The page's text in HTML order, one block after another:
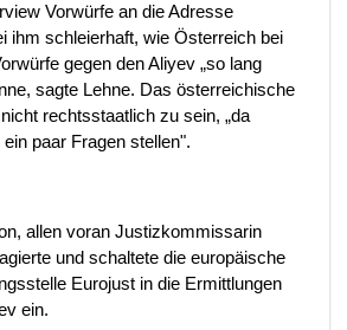
Vorwürfe an die Adresse
ihm schleierhaft, wie Österreich bei
gegen den Aliyev „so lang
sagte Lehne. Das österreichische
rechtsstaatlich zu sein, „da
paar Fragen stellen".
allen voran Justizkommissarin
und schaltete die europäische
Eurojust in die Ermittlungen
ein.